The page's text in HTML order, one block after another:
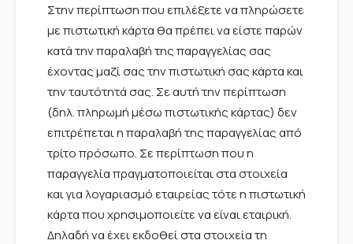
Στην περίπτωση που επιλέξετε να πληρώσετε
με πιστωτική κάρτα θα πρέπει να είστε παρών
κατά την παραλαβή της παραγγελίας σας
έχοντας μαζί σας την πιστωτική σας κάρτα και
την ταυτότητά σας. Σε αυτή την περίπτωση
(δηλ. πληρωμή μέσω πιστωτικής κάρτας) δεν
επιτρέπεται η παραλαβή της παραγγελίας από
τρίτο πρόσωπο. Σε περίπτωση που η
παραγγελία πραγματοποιείται στα στοιχεία
και για λογαριασμό εταιρείας τότε η πιστωτική
κάρτα που χρησιμοποιείτε να είναι εταιρική.
Δηλαδή να έχει εκδοθεί στα στοιχεία τη